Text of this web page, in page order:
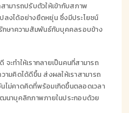
ามารถปรับตัวให้เข้ากับสภาพ
ลงได้อย่างยืดหยุ่น ซึ่งมีประโยชน์
กษาความสัมพันธ์กับบุคคลรอบข้าง
ะทำให้เรากลายเป็นคนที่สามารถ
ามคิดได้ดีขึ้น ส่งผลให้เราสามารถ
ไม่คาดคิดที่พร้อมเกิดขึ้นตลอดเวลา
นาบุคลิกภาพภายในประกอบด้วย